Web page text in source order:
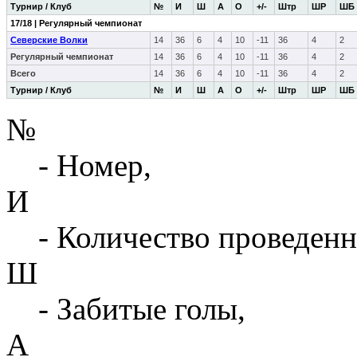
Турнир / Клуб № И Ш А О +/- Штр ШР ШБ
Турнир / Клуб № И Ш А О +/- Штр ШР ШБ
17/18 | Регулярный чемпионат
Северские Волки
14 36 6 4 10 -11 36 4
2
Регулярный чемпионат
14 36 6 4 10 -11 36 4
2
Всего
14 36 6 4 10 -11 36 4 2
№
- Номер,
И
- Количество
Ш
- Забитые голы,
А